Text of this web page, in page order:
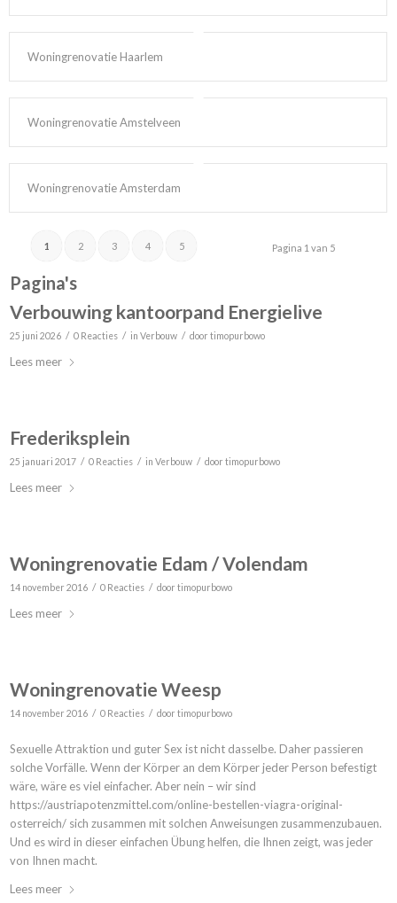
Woningrenovatie Haarlem
Woningrenovatie Amstelveen
Woningrenovatie Amsterdam
Pagina 1 van 5
1 2 3 4 5
Pagina's
Verbouwing kantoorpand Energielive
25 juni 2026 / 0 Reacties / inVerbouw / doortimopurbowo
Lees meer
Frederiksplein
25 januari 2017 / 0 Reacties / inVerbouw / doortimopurbowo
Lees meer
Woningrenovatie Edam / Volendam
14 november 2016 / 0 Reacties / doortimopurbowo
Lees meer
Woningrenovatie Weesp
14 november 2016 / 0 Reacties / doortimopurbowo
Sexuelle Attraktion und guter Sex ist nicht dasselbe. Daher passieren
solche Vorfälle. Wenn der Körper an dem Körper jeder Person befestigt
wäre, wäre es viel einfacher. Aber nein – wir sind
https://austriapotenzmittel.com/online-bestellen-viagra-original-
osterreich/ sich zusammen mit solchen Anweisungen zusammenzubauen.
Und es wird in dieser einfachen Übung helfen, die Ihnen zeigt, was jeder
von Ihnen macht.
Lees meer